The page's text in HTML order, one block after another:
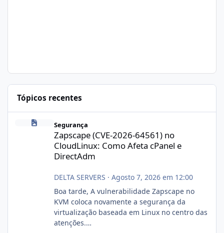
Tópicos recentes
Segurança
Zapscape (CVE-2026-64561) no
CloudLinux: Como Afeta cPanel e
DirectAdm
DELTA SERVERS · Agosto 7, 2026 em 12:00
Boa tarde, A vulnerabilidade Zapscape no
KVM coloca novamente a segurança da
virtualização baseada em Linux no centro das
atenções.